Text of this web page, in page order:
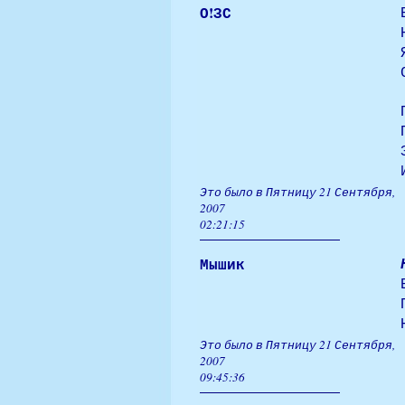
О!ЗС
Это было в Пятницу 21 Сентября,
2007
02:21:15
Мышик
Это было в Пятницу 21 Сентября,
2007
09:45:36